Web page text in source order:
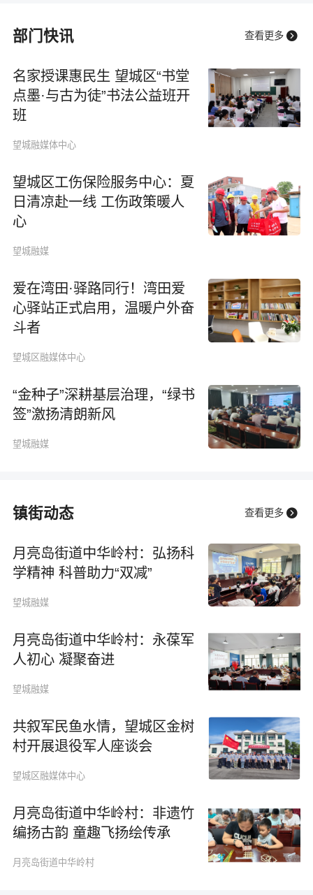
部门快讯 查看更多 
名家授课惠民生 望城区“书堂
点墨·与古为徒”书法公益班开
班
望城融媒体中心
望城区工伤保险服务中心：夏
日清凉赴一线 工伤政策暖人
心
望城融媒
爱在湾田·驿路同行！湾田爱
心驿站正式启用，温暖户外奋
斗者
望城区融媒体中心
“金种子”深耕基层治理，“绿书
签”激扬清朗新风
望城融媒
镇街动态 查看更多 
月亮岛街道中华岭村：弘扬科
学精神 科普助力“双减”
望城融媒
月亮岛街道中华岭村：永葆军
人初心 凝聚奋进
望城融媒
共叙军民鱼水情，望城区金树
村开展退役军人座谈会
望城区融媒体中心
月亮岛街道中华岭村：非遗竹
编扬古韵 童趣飞扬绘传承
月亮岛街道中华岭村